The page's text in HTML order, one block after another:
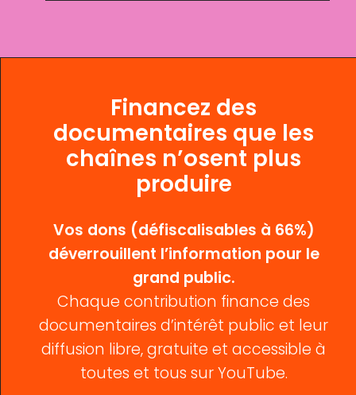
Financez des
documentaires que les
chaînes n’osent plus
produire
Vos dons (défiscalisables à 66%)
déverrouillent l’information pour le
grand public.
Chaque contribution finance des
documentaires d’intérêt public et leur
diffusion libre, gratuite et accessible à
toutes et tous sur YouTube.